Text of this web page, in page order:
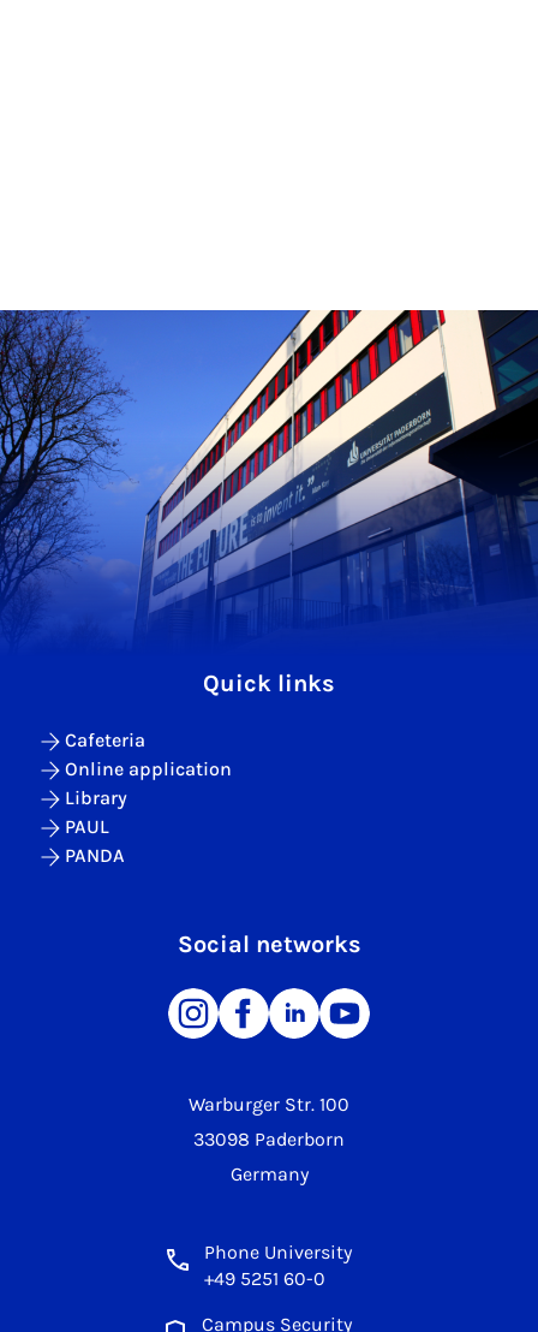
Warburger Str. 100
33098 Paderborn
Germany
Phone University
+49 5251 60-0
Campus Security
Quick links
Cafeteria
Online application
Library
PAUL
PANDA
Social networks